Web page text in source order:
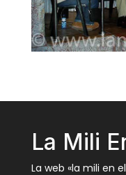
La Mili
La web «la mili en